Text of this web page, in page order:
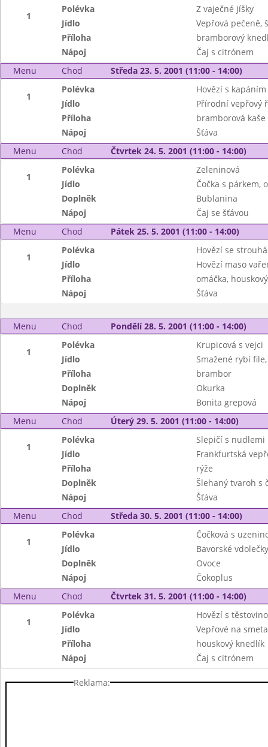
1
Polévka
Z vaječné jíšky
Jídlo
Vepřová pečeně,
Příloha
bramborový
Nápoj
Čaj s citrónem
Menu
Chod Středa 23. 5. 2001 (11:00 - 14:00)
1
Polévka
Hovězí s kapáním
Jídlo
Přírodní vepřový
Příloha
bramborová kaše
Nápoj
Šťáva
Menu
Chod Čtvrtek 24. 5. 2001 (11:00 - 14:00)
1
Polévka
Zeleninová
Jídlo
Čočka s párkem,
Doplněk
Bublanina
Nápoj
Čaj se šťávou
Menu
Chod Pátek 25. 5. 2001 (11:00 - 14:00)
1
Polévka
Hovězí se
Jídlo
Hovězí maso
Příloha
omáčka,
Nápoj
Šťáva
Menu Chod Pondělí 28. 5. 2001 (11:00 - 14:00)
1
Polévka
Krupicová s vejci
Jídlo
Smažené rybí file,
Příloha
brambor
Doplněk
Okurka
Nápoj
Bonita grepová
Menu
Chod Úterý 29. 5. 2001 (11:00 - 14:00)
1
Polévka
Slepičí s nudlemi
Jídlo
Frankfurtská
Příloha
rýže
Doplněk
Šlehaný tvaroh s
Nápoj
Šťáva
Menu
Chod Středa 30. 5. 2001 (11:00 - 14:00)
1
Polévka
Čočková s
Jídlo
Bavorské
Doplněk
Ovoce
Nápoj
Čokoplus
Menu
Chod Čtvrtek 31. 5. 2001 (11:00 - 14:00)
1
Polévka
Hovězí s
Jídlo
Vepřové na
Příloha
houskový knedlík
Nápoj
Čaj s citrónem
Reklama: